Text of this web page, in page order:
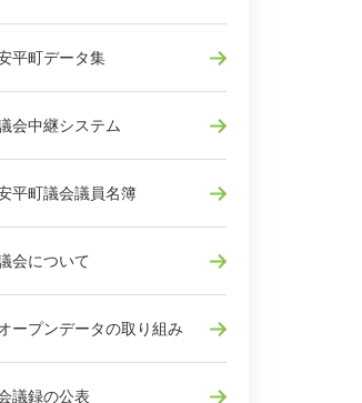
平町データ集
会中継システム
平町議会議員名簿
会について
ープンデータの取り組み
議録の公表